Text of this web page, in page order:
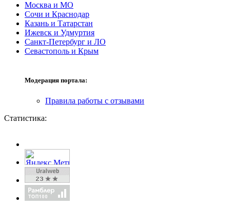
Москва и МО
Сочи и Краснодар
Казань и Татарстан
Ижевск и Удмуртия
Санкт-Петербург и ЛО
Севастополь и Крым
Модерация портала:
Правила работы с отзывами
Статистика: